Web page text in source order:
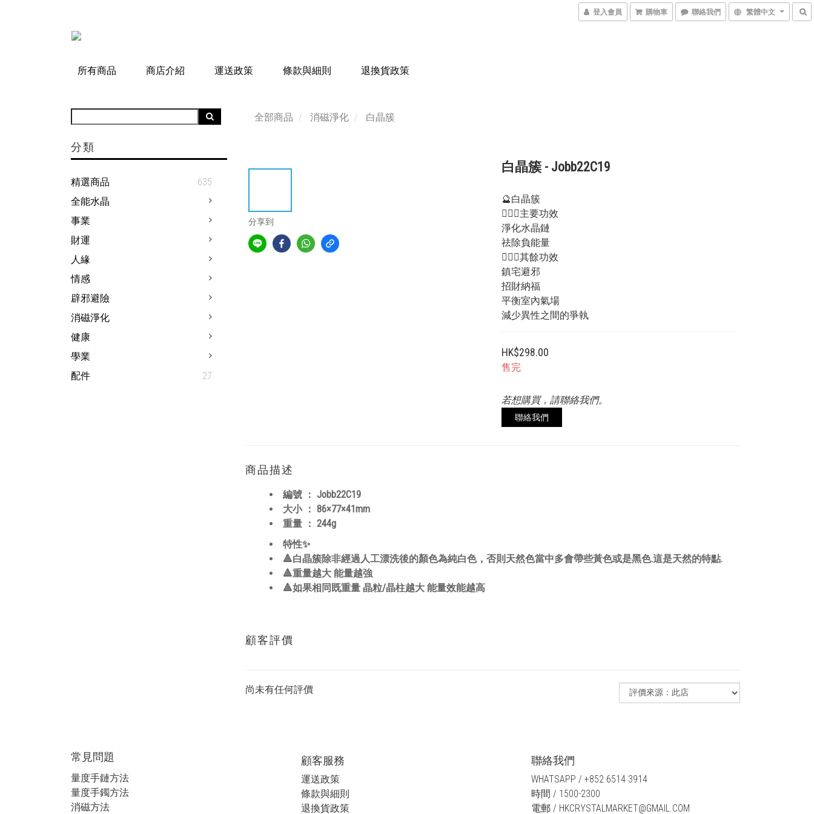
登入會員 購物車 聯絡我們 繁體中文
所有商品 商店介紹 運送政策 條款與細則 退換貨政策
分類
精選商品
635
全能水晶
事業
財運
人緣
情感
辟邪避險
消磁淨化
健康
學業
配件
27
全部商品 消磁淨化 白晶簇
分享到
白晶簇 - Jobb22C19
🔮白晶簇
💁🏻‍♀️主要功效
淨化水晶鏈
祛除負能量
💁🏻‍♂️其餘功效
鎮宅避邪
招財納福
平衡室內氣場
減少異性之間的爭執
HK$298.00
售完
若想購買，請聯絡我們。
聯絡我們
商品描述
編號 ： Jobb22C19
大小 ： 86×77×41mm
重量 ： 244g
特性✨
🔺白晶簇除非經過人工漂洗後的顏色為純白色，否則天然色當中多會帶些黃色或是黑色.這是天然的特點.
🔺重量越大 能量越強
🔺如果相同既重量 晶粒/晶柱越大 能量效能越高
顧客評價
尚未有任何評價
常見問題
量度手鏈方法
量度手鐲方法
消磁方法
顧客服務
運送政策
條款與細則
退換貨政策
聯絡我們
WHATSAPP / +852 6514 3914
時間 / 1500-2300
電郵 / HKCRYSTALMARKET@GMAIL.COM